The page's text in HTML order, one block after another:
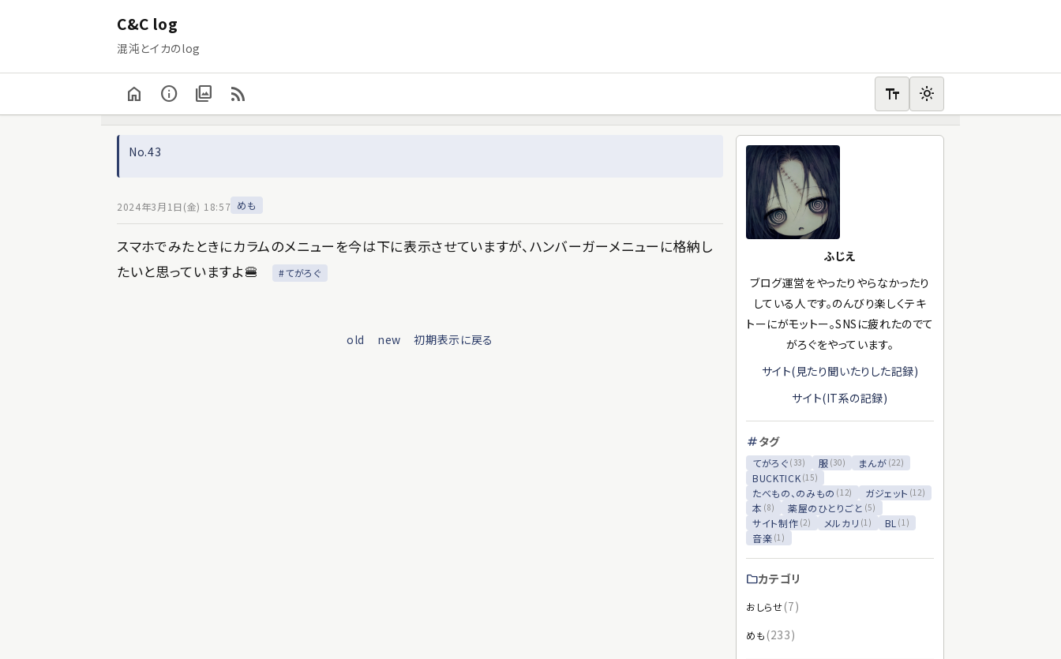
C&C log
混沌とイカのlog
home info photo_library rss_feed text_fields light_mode
No.43
2024年3月1日(金) 18:57 めも
スマホでみたときにカラムのメニューを今は下に表示させていますが、ハンバーガーメニューに格納し
たいと思っていますよ🍔
#てがろぐ
old new 初期表示に戻る
ふじえ
ブログ運営をやったりやらなかったり
している人です。のんびり楽しくテキ
トーにがモットー。SNSに疲れたのでて
がろぐをやっています。
サイト(見たり聞いたりした記録)
サイト(IT系の記録)
tagタグ
てがろぐ (33) 服 (30) まんが (22)
BUCKTICK (15)
たべもの、のみもの (12) ガジェット (12)
本 (8) 薬屋のひとりごと (5)
サイト制作 (2) メルカリ (1) BL (1)
音楽 (1)
folderカテゴリ
おしらせ(7)
めも(233)